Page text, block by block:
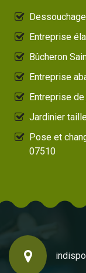
Entreprise
Bûcheron
Entreprise
Entreprise
Jardinier
Pose et
07510